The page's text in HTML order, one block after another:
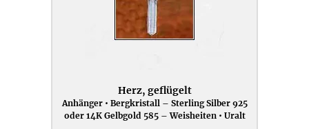
Herz, geflügelt
Anhänger • Bergkristall – Sterling Silber 925
oder 14K Gelbgold 585 – Weisheiten • Uralt